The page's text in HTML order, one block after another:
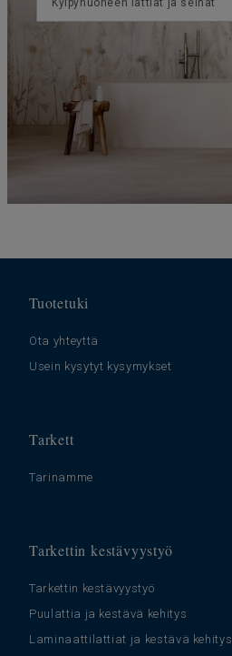
Tuotetuki
Ota yhteyttä
Usein kysytyt kysymykset
Tarkett
Tarinamme
Tarkettin kestävyystyö
Tarkettin kestävyystyö
Puulattia ja kestävä kehitys
Laminaattilattiat ja kestävä kehitys